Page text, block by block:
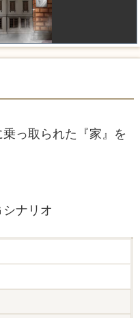
乗っ取られた『家』を
ナリオ